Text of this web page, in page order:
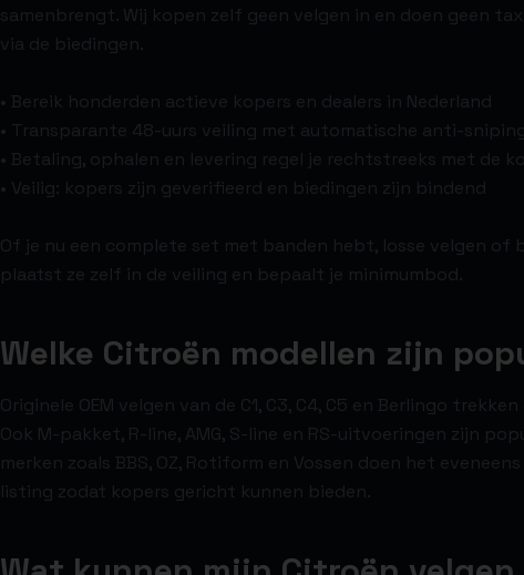
samenbrengt. Wij kopen zelf geen velgen in en doen geen
via de biedingen.
• Bereik honderden actieve kopers en dealers in Nederland
• Transparante 48-uurs veiling met automatische anti-
• Betaling, ophalen en levering regel je rechtstreeks met de
• Veilig: kopers zijn geverifieerd en biedingen zijn bindend
Of je nu een complete set met banden hebt, losse velgen of
plaatst ze zelf in de veiling en bepaalt je minimumbod.
Welke Citroën modellen zijn
Originele OEM velgen van de C1, C3, C4, C5 en Berlingo
Ook M-pakket, R-line, AMG, S-line en RS-uitvoeringen zijn
merken zoals BBS, OZ, Rotiform en Vossen doen het
listing zodat kopers gericht kunnen bieden.